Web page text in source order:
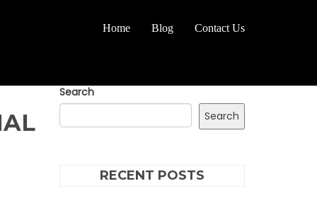
Home Blog Contact Us
Search
Search
RECENT POSTS